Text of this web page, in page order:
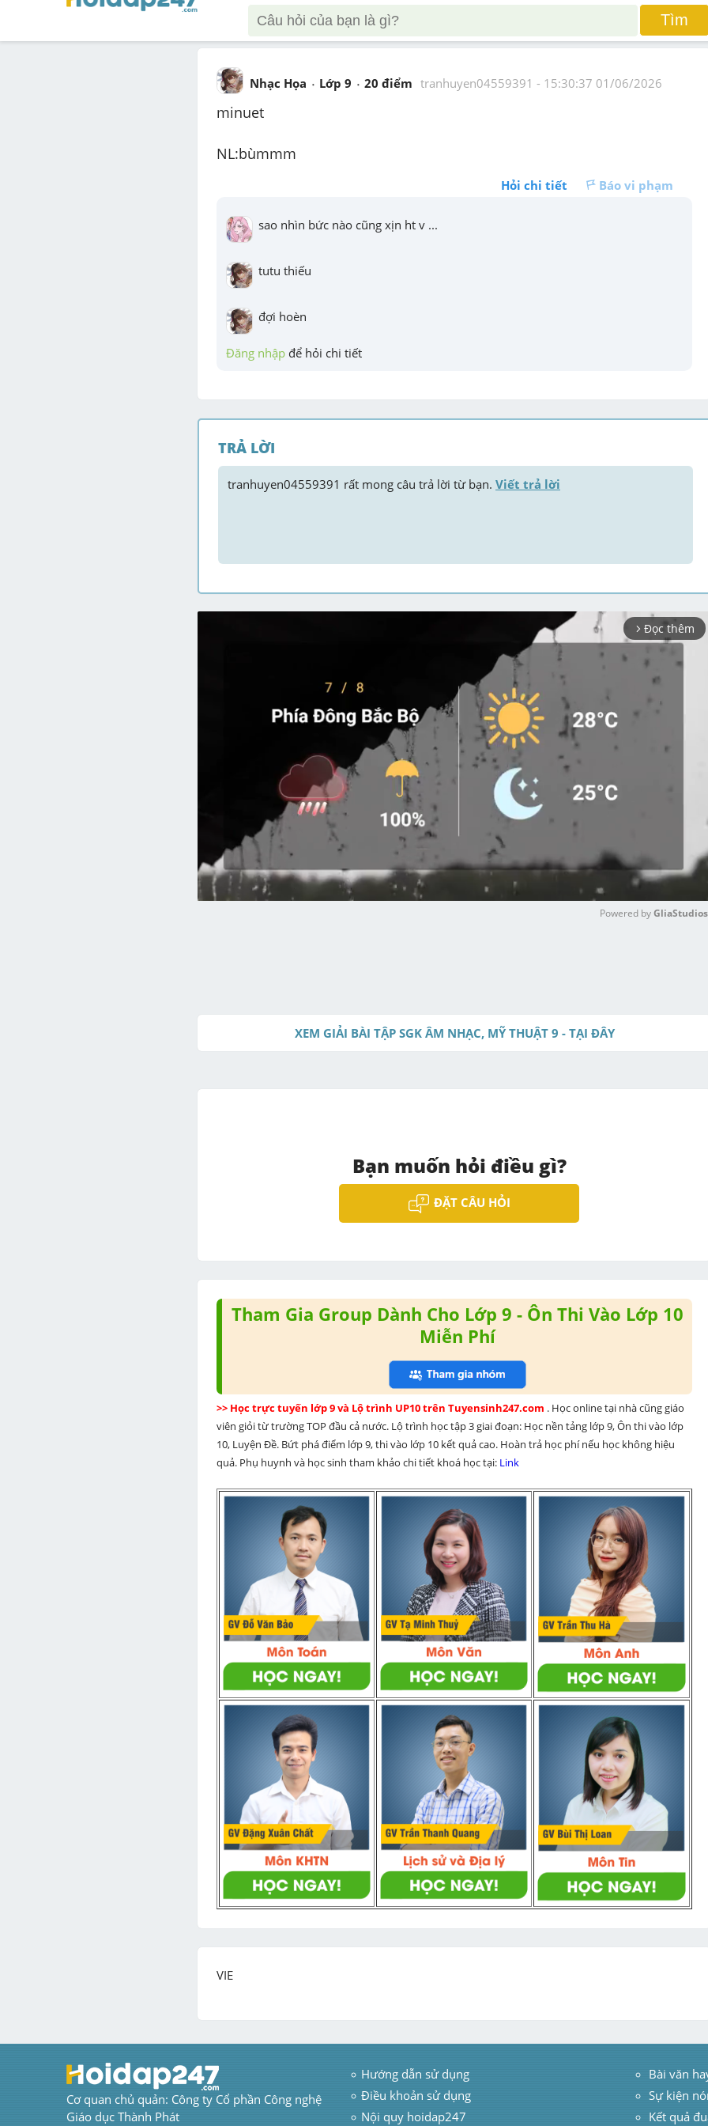
Tìm
Nhạc Họa Lớp 9 20 điểm tranhuyen04559391 - 15:30:37 01/06/2026
minuet
NL:bùmmm
Hỏi chi tiết Báo vi phạm
sao nhìn bức nào cũng xịn ht v ...
tutu thiếu
đợi hoèn
Đăng nhập để hỏi chi tiết
TRẢ LỜI
tranhuyen04559391 rất mong câu trả lời từ bạn. Viết trả lời
arrow_forward_ios Đọc thêm
Powered by GliaStudios
XEM GIẢI BÀI TẬP SGK ÂM NHẠC, MỸ THUẬT 9 - TẠI ĐÂY
Bạn muốn hỏi điều gì?
ĐẶT CÂU HỎI
Tham Gia Group Dành Cho Lớp 9 - Ôn Thi Vào Lớp 10
Miễn Phí
>> Học trực tuyến lớp 9 và Lộ trình UP10 trên Tuyensinh247.com . Học online tại nhà cũng giáo
viên giỏi từ trường TOP đầu cả nước. Lộ trình học tập 3 giai đoạn: Học nền tảng lớp 9, Ôn thi vào lớp
10, Luyện Đề. Bứt phá điểm lớp 9, thi vào lớp 10 kết quả cao. Hoàn trả học phí nếu học không hiệu
quả. Phụ huynh và học sinh tham khảo chi tiết khoá học tại: Link
Cơ quan chủ quản: Công ty Cổ phần Công nghệ
Giáo dục Thành Phát
Hướng dẫn sử dụng
Điều khoản sử dụng
Nội quy hoidap247
Bài văn
Sự kiện
Kết quả